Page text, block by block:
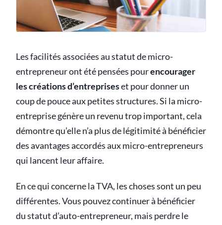
Les facilités associées au statut de micro-
entrepreneur ont été pensées pourencourager
les créations d’entrepriseset pour donner un
coup de pouce aux petites structures. Si la micro-
entreprise génère un revenu trop important, cela
démontre qu’elle n’a plus de légitimité à bénéficier
des avantages accordés aux micro-entrepreneurs
qui lancent leur affaire.
En ce qui concerne la TVA, les choses sont un peu
différentes. Vous pouvez continuer à bénéficier
du statut d’auto-entrepreneur, mais perdre le